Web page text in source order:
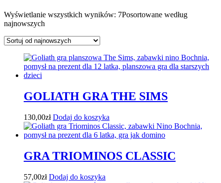
Wyświetlanie wszystkich wyników: 7Posortowane według
najnowszych
GOLIATH GRA THE SIMS
130,00zł Dodaj do koszyka
GRA TRIOMINOS CLASSIC
57,00zł Dodaj do koszyka